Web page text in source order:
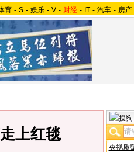
育 - S - 娱乐 - V - 财经 - IT - 汽车 - 房产
上红毯
央视质